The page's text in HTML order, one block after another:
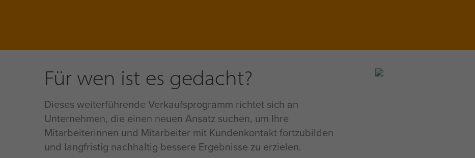
Für wen ist es gedacht?
Dieses weiterführende Verkaufsprogramm richtet sich an
Unternehmen, die einen neuen Ansatz suchen, um Ihre
Mitarbeiterinnen und Mitarbeiter mit Kundenkontakt fortzubilden
und langfristig nachhaltig bessere Ergebnisse zu erzielen.